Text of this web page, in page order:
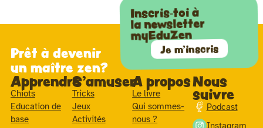
Prêt à devenir
un maître zen?
Inscris-toi à
la newsletter
myEduZen
Je m'inscris
Apprendre
Chiots
Education de
base
S'amuser
Tricks
Jeux
Activités
A propos
Le livre
Qui sommes-
nous ?
Nous
suivre
Podcast
Instagram